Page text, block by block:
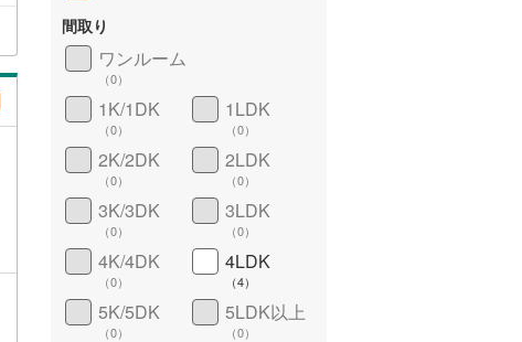
間取り
ワンルーム
（0）
1K/1DK
（0）
1LDK
（0）
2K/2DK
（0）
2LDK
（0）
3K/3DK
（0）
3LDK
（0）
4K/4DK
（0）
4LDK
（4）
5K/5DK
（0）
5LDK以上
（0）